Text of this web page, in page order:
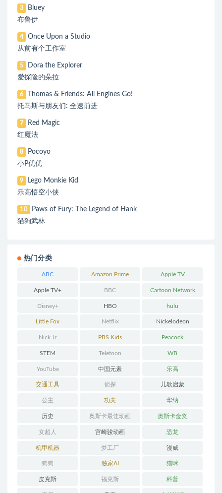
3
Bluey
布鲁伊
4
Once Upon a Studio
从前有个工作室
5
Dora the Explorer
爱探险的朵拉
6
Thomas & Friends: All Engines Go!
托马斯与朋友们: 全速前进
7
Red Magic
红魔法
8
Pocoyo
小P优优
9
Lego Monkie Kid
乐高悟空小侠
10
Paws of Fury: The Legend of Hank
猫狗武林
热门分类
ABC Amazon Prime Apple TV
Apple TV+ BBC Cartoon Network
Disney+ HBO hulu
Little Fox Netflix Nickelodeon
Nick Jr PBS Kids Peacock
STEM Teletoon WB
YouTube 中国元素 乐高
交通工具 侦探 儿歌启蒙
公主 功夫 华纳
历史 奥斯卡最佳动画 奥斯卡金奖
女超人 宫崎骏动画 恐龙
机甲机器 梦工厂 漫威
狗狗 独家AI 猫咪
皮克斯 福克斯 科普